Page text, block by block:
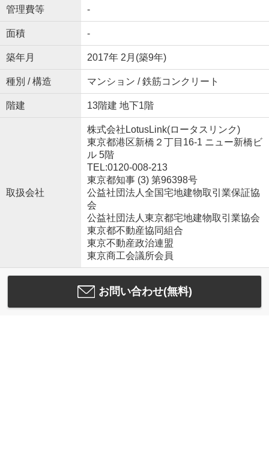
管理費等 -
面積 -
築年月 2017年 2月(築9年)
種別 / 構造 マンション / 鉄筋コンクリート
階建 13階建 地下1階
取扱会社
株式会社LotusLink(ロータスリンク)
東京都港区新橋２丁目16-1 ニュー新橋ビ
ル 5階
TEL:0120-008-213
東京都知事 (3) 第96398号
公益社団法人全国宅地建物取引業保証協
会
公益社団法人東京都宅地建物取引業協会
東京都不動産協同組合
東京不動産政治連盟
東京商工会議所会員
お問い合わせ(無料)